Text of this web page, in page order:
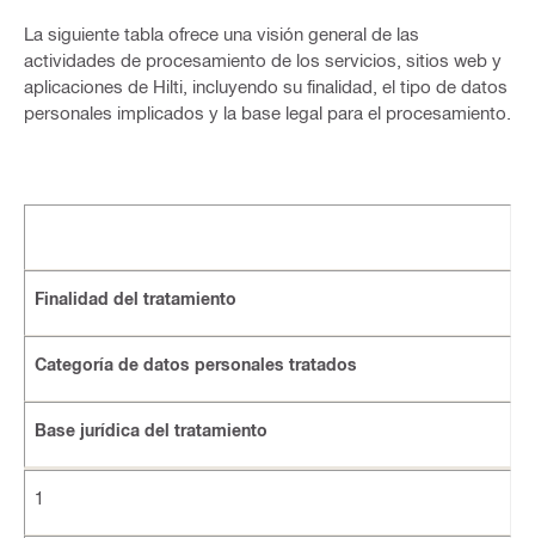
La siguiente tabla ofrece una visión general de las
actividades de procesamiento de los servicios, sitios web y
aplicaciones de Hilti, incluyendo su finalidad, el tipo de datos
personales implicados y la base legal para el procesamiento.
Finalidad del tratamiento
Categoría de datos personales tratados
Base jurídica del tratamiento
1